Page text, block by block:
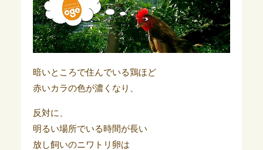
暗いところで住んでいる鶏ほど
赤いカラの色が濃くなり、
反対に、
明るい場所でいる時間が長い
放し飼いのニワトリ卵は